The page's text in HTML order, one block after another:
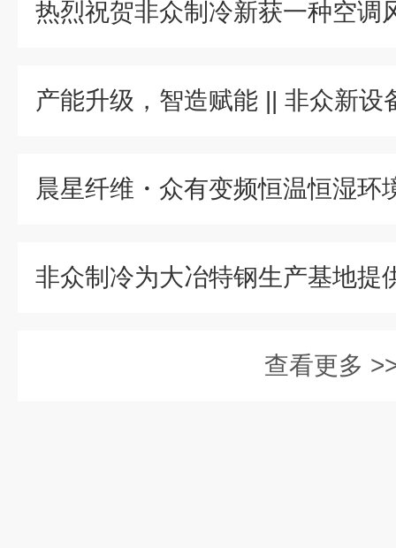
晨星纤维・众有变频恒温恒湿环
非众制冷为大冶特钢生产基地提
查看更多